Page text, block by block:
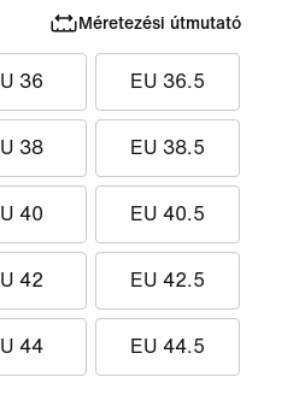
Méretezési útmutató
36 EU 36.5
38 EU 38.5
40 EU 40.5
42 EU 42.5
44 EU 44.5